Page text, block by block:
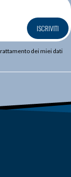
ISCRIVITI
dei miei dati